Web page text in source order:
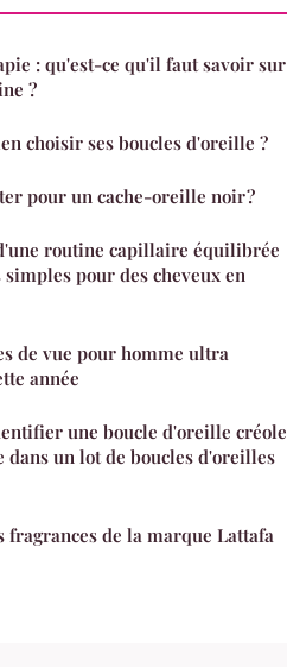
: qu'est-ce qu'il faut savoir sur
?
choisir ses boucles d'oreille ?
pour un cache-oreille noir ?
routine capillaire équilibrée
simples pour des cheveux en
de vue pour homme ultra
année
une boucle d'oreille créole
dans un lot de boucles d'oreilles
fragrances de la marque Lattafa